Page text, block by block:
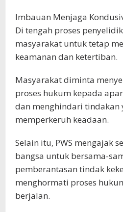
Imbauan Menjaga
Di tengah proses
masyarakat untuk tetap
keamanan dan ketertiban.
Masyarakat diminta
proses hukum kepada
dan menghindari tindakan
memperkeruh keadaan.
Selain itu, PWS mengajak
bangsa untuk bersama-
pemberantasan tindak
menghormati proses
berjalan.